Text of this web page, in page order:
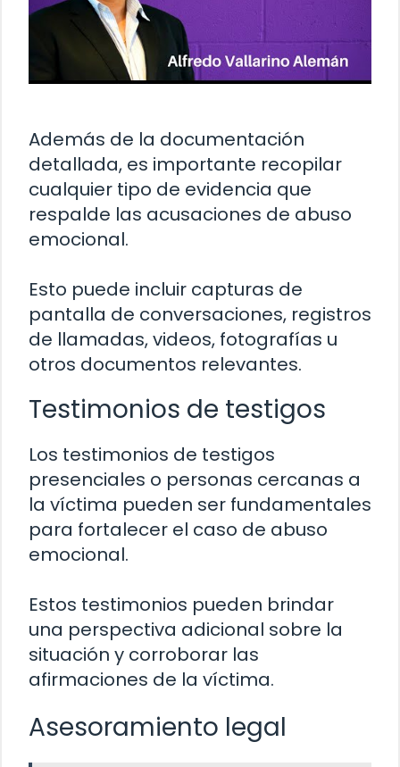
Además de la documentación
detallada, es importante recopilar
cualquier tipo de evidencia que
respalde las acusaciones de abuso
emocional.
Esto puede incluir capturas de
pantalla de conversaciones, registros
de llamadas, videos, fotografías u
otros documentos relevantes.
Testimonios de testigos
Los testimonios de testigos
presenciales o personas cercanas a
la víctima pueden ser fundamentales
para fortalecer el caso de abuso
emocional.
Estos testimonios pueden brindar
una perspectiva adicional sobre la
situación y corroborar las
afirmaciones de la víctima.
Asesoramiento legal